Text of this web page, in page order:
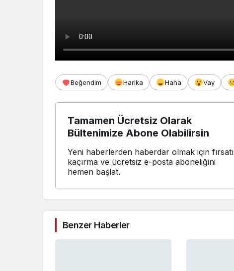
Beğendim Harika Haha Vay
Tamamen Ücretsiz Olarak
Bültenimize Abone Olabilirsin
Yeni haberlerden haberdar olmak için fırsatı
kaçırma ve ücretsiz e-posta aboneliğini
hemen başlat.
Benzer Haberler